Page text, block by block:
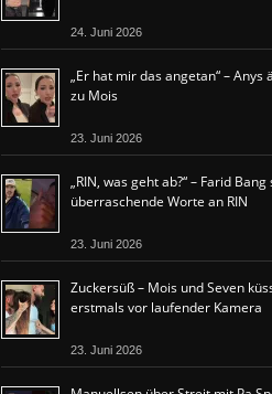
24. Juni 2026
„Er hat mir das angetan“ – Anys
zu Mois
23. Juni 2026
„RIN, was geht ab?“ – Farid
überraschende Worte an RIN
23. Juni 2026
Zuckersüß – Mois und Seven
erstmals vor laufender Kamera
23. Juni 2026